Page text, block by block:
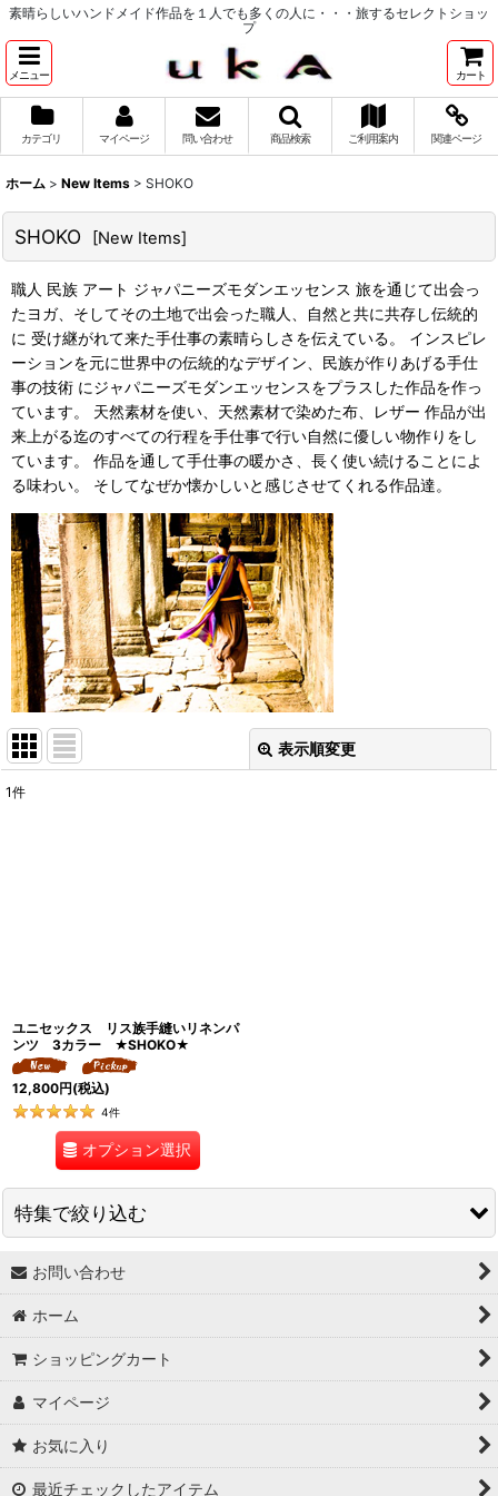
素晴らしいハンドメイド作品を１人でも多くの人に・・・旅するセレクトショッ
プ
メニュー カート
カテゴリ マイページ 問い合わせ 商品検索 ご利用案内 関連ページ
ホーム > New Items > SHOKO
SHOKO [New Items]
職人 民族 アート ジャパニーズモダンエッセンス 旅を通じて出会っ
たヨガ、そしてその土地で出会った職人、自然と共に共存し伝統的
に 受け継がれて来た手仕事の素晴らしさを伝えている。 インスピレ
ーションを元に世界中の伝統的なデザイン、民族が作りあげる手仕
事の技術 にジャパニーズモダンエッセンスをプラスした作品を作っ
ています。 天然素材を使い、天然素材で染めた布、レザー 作品が出
来上がる迄のすべての行程を手仕事で行い自然に優しい物作りをし
ています。 作品を通して手仕事の暖かさ、長く使い続けることによ
る味わい。 そしてなぜか懐かしいと感じさせてくれる作品達。
表示順変更
1件
ユニセックス リス族手縫いリネンパ
ンツ 3カラー ★SHOKO★
12,800円(税込)
4件
オプション選択
特集で絞り込む
↓ 特集 ↓
★最大６０％OFF SALE★
★BODYコレクション！
★Ethical Life Goods:エシカルライフ商品
お問い合わせ
ホーム
ショッピングカート
マイページ
お気に入り
最近チェックしたアイテム